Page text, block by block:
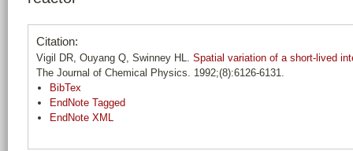
Citation:
Vigil DR, Ouyang Q, Swinney HL. Spatial variation of a short-lived
The Journal of Chemical Physics. 1992;(8):6126-6131.
BibTex
EndNote Tagged
EndNote XML